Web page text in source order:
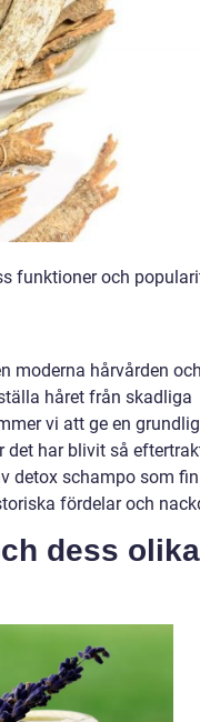
funktioner och
moderna hårvården
håret från skadliga
vi att ge en grundlig
har blivit så
detox schampo som
fördelar och
dess olika